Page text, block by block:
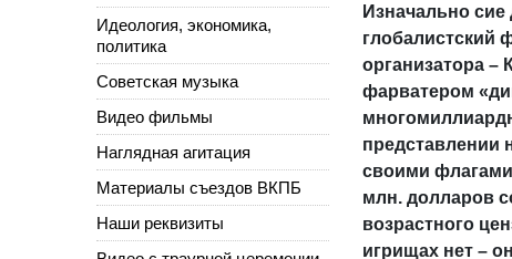
Изначально сие
глобалистский
организатора –
фарватером
представлении
своими
млн. долларов
возрастного
игрищах нет –
Идеология, экономика,
политика
Советская музыка
Видео фильмы
Наглядная агитация
Материалы съездов ВКПБ
Наши реквизиты